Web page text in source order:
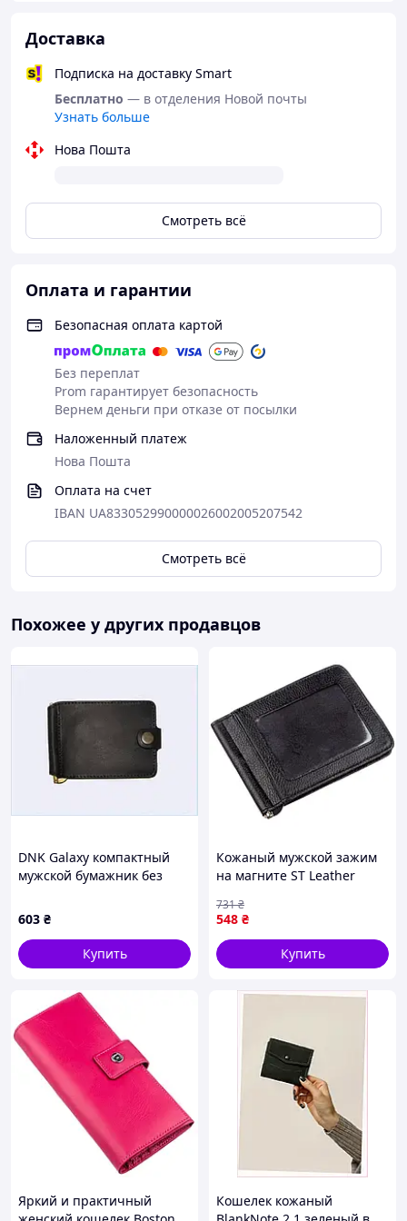
Доставка
Подписка на доставку Smart
Бесплатно — в отделения Новой почты
Узнать больше
Нова Пошта
Смотреть всё
Оплата и гарантии
Безопасная оплата картой
Без переплат
Prom гарантирует безопасность
Вернем деньги при отказе от посылки
Наложенный платеж
Нова Пошта
Оплата на счет
IBAN UA833052990000026002005207542
Смотреть всё
Похожее у других продавцов
DNK Galaxy компактный
мужской бумажник без
25787T94A
603 ₴
Купить
Кожаный мужской зажим
на магните ST Leather
548 ₴
731₴
Купить
Яркий и практичный
Кошелек кожаный